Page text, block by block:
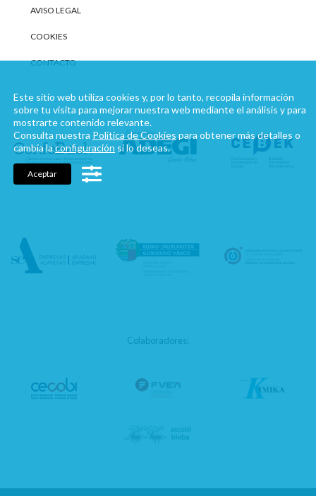
AVISO LEGAL
COOKIES
CONTACTO
Colaboradores:
Este sitio web utiliza cookies y, por lo tanto, recopila información
sobre tu visita para mejorar nuestra web mediante el análisis y para
mostrarte contenido relevante.
Consulta nuestra Política de Cookies para obtener más detalles o
cambia laconfiguración si lo deseas.
Aceptar